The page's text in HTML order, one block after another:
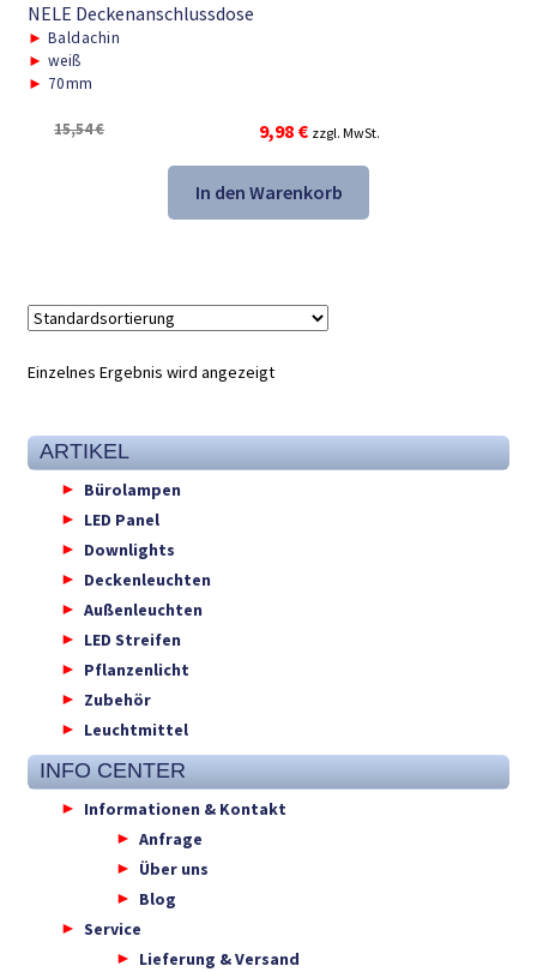
NELE Deckenanschlussdose
► Baldachin
► weiß
► 70mm
15,54€
Ursprünglicher
Preis
war:
15,54 €
9,98 €Aktueller
Preis
ist:
9,98 €.
zzgl. MwSt.
In den Warenkorb
Einzelnes Ergebnis wird angezeigt
ARTIKEL
Bürolampen
LED Panel
Downlights
Deckenleuchten
Außenleuchten
LED Streifen
Pflanzenlicht
Zubehör
Leuchtmittel
INFO CENTER
Informationen & Kontakt
Anfrage
Über uns
Blog
Service
Lieferung & Versand